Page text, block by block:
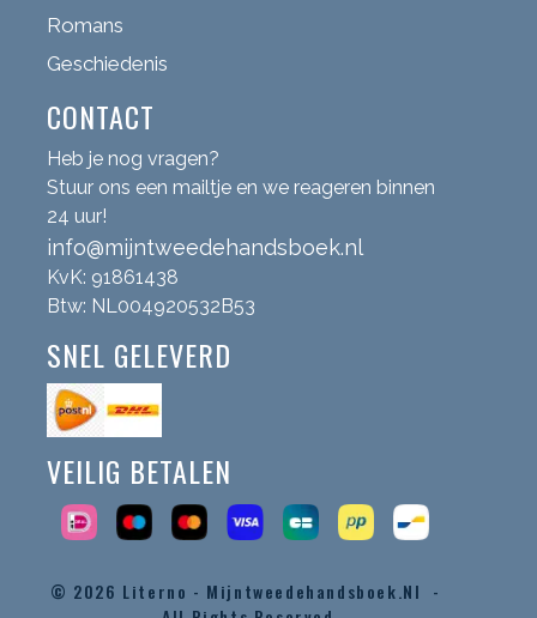
Romans
Geschiedenis
CONTACT
Heb je nog vragen?
Stuur ons een mailtje en we reageren binnen
24 uur!
info@mijntweedehandsboek.nl
KvK: 91861438
Btw: NL004920532B53
SNEL GELEVERD
VEILIG BETALEN
© 2026 Literno - Mijntweedehandsboek.nl -